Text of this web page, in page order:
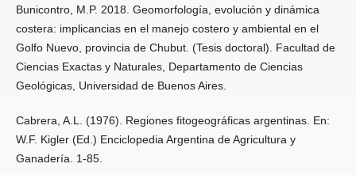
Bunicontro, M.P. 2018. Geomorfología, evolución y dinámica
costera: implicancias en el manejo costero y ambiental en el
Golfo Nuevo, provincia de Chubut. (Tesis doctoral). Facultad de
Ciencias Exactas y Naturales, Departamento de Ciencias
Geológicas, Universidad de Buenos Aires.
Cabrera, A.L. (1976). Regiones fitogeográficas argentinas. En:
W.F. Kigler (Ed.) Enciclopedia Argentina de Agricultura y
Ganadería. 1-85.